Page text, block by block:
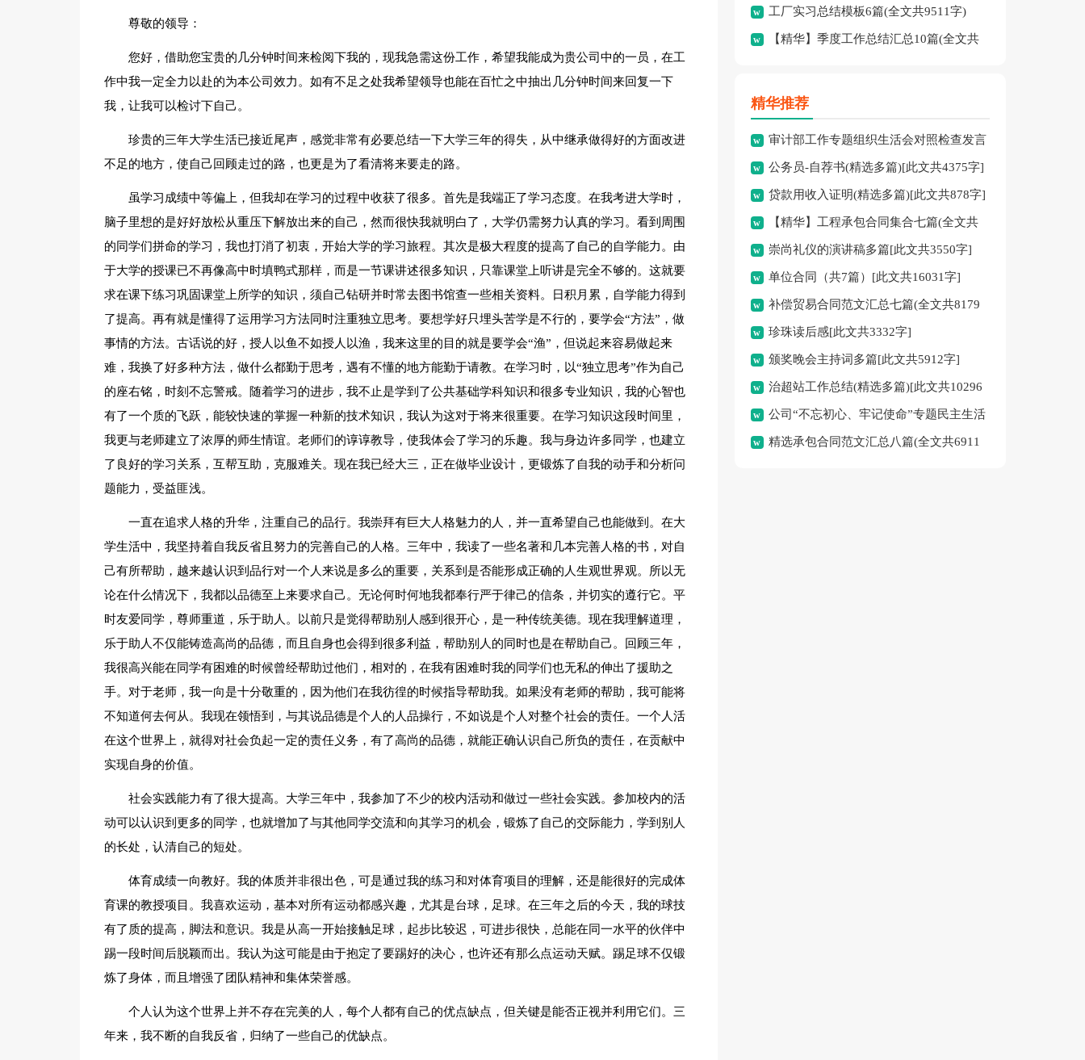
尊敬的领导：
您好，借助您宝贵的几分钟时间来检阅下我的，现我急需这份工作，希望我能成为贵公司中的一员，在工
作中我一定全力以赴的为本公司效力。如有不足之处我希望领导也能在百忙之中抽出几分钟时间来回复一下
我，让我可以检讨下自己。
珍贵的三年大学生活已接近尾声，感觉非常有必要总结一下大学三年的得失，从中继承做得好的方面改进
不足的地方，使自己回顾走过的路，也更是为了看清将来要走的路。
虽学习成绩中等偏上，但我却在学习的过程中收获了很多。首先是我端正了学习态度。在我考进大学时，
脑子里想的是好好放松从重压下解放出来的自己，然而很快我就明白了，大学仍需努力认真的学习。看到周围
的同学们拼命的学习，我也打消了初衷，开始大学的学习旅程。其次是极大程度的提高了自己的自学能力。由
于大学的授课已不再像高中时填鸭式那样，而是一节课讲述很多知识，只靠课堂上听讲是完全不够的。这就要
求在课下练习巩固课堂上所学的知识，须自己钻研并时常去图书馆查一些相关资料。日积月累，自学能力得到
了提高。再有就是懂得了运用学习方法同时注重独立思考。要想学好只埋头苦学是不行的，要学会“方法”，做
事情的方法。古话说的好，授人以鱼不如授人以渔，我来这里的目的就是要学会“渔”，但说起来容易做起来
难，我换了好多种方法，做什么都勤于思考，遇有不懂的地方能勤于请教。在学习时，以“独立思考”作为自己
的座右铭，时刻不忘警戒。随着学习的进步，我不止是学到了公共基础学科知识和很多专业知识，我的心智也
有了一个质的飞跃，能较快速的掌握一种新的技术知识，我认为这对于将来很重要。在学习知识这段时间里，
我更与老师建立了浓厚的师生情谊。老师们的谆谆教导，使我体会了学习的乐趣。我与身边许多同学，也建立
了良好的学习关系，互帮互助，克服难关。现在我已经大三，正在做毕业设计，更锻炼了自我的动手和分析问
题能力，受益匪浅。
一直在追求人格的升华，注重自己的品行。我崇拜有巨大人格魅力的人，并一直希望自己也能做到。在大
学生活中，我坚持着自我反省且努力的完善自己的人格。三年中，我读了一些名著和几本完善人格的书，对自
己有所帮助，越来越认识到品行对一个人来说是多么的重要，关系到是否能形成正确的人生观世界观。所以无
论在什么情况下，我都以品德至上来要求自己。无论何时何地我都奉行严于律己的信条，并切实的遵行它。平
时友爱同学，尊师重道，乐于助人。以前只是觉得帮助别人感到很开心，是一种传统美德。现在我理解道理，
乐于助人不仅能铸造高尚的品德，而且自身也会得到很多利益，帮助别人的同时也是在帮助自己。回顾三年，
我很高兴能在同学有困难的时候曾经帮助过他们，相对的，在我有困难时我的同学们也无私的伸出了援助之
手。对于老师，我一向是十分敬重的，因为他们在我彷徨的时候指导帮助我。如果没有老师的帮助，我可能将
不知道何去何从。我现在领悟到，与其说品德是个人的人品操行，不如说是个人对整个社会的责任。一个人活
在这个世界上，就得对社会负起一定的责任义务，有了高尚的品德，就能正确认识自己所负的责任，在贡献中
实现自身的价值。
社会实践能力有了很大提高。大学三年中，我参加了不少的校内活动和做过一些社会实践。参加校内的活
动可以认识到更多的同学，也就增加了与其他同学交流和向其学习的机会，锻炼了自己的交际能力，学到别人
的长处，认清自己的短处。
体育成绩一向教好。我的体质并非很出色，可是通过我的练习和对体育项目的理解，还是能很好的完成体
育课的教授项目。我喜欢运动，基本对所有运动都感兴趣，尤其是台球，足球。在三年之后的今天，我的球技
有了质的提高，脚法和意识。我是从高一开始接触足球，起步比较迟，可进步很快，总能在同一水平的伙伴中
踢一段时间后脱颖而出。我认为这可能是由于抱定了要踢好的决心，也许还有那么点运动天赋。踢足球不仅锻
炼了身体，而且增强了团队精神和集体荣誉感。
个人认为这个世界上并不存在完美的人，每个人都有自己的优点缺点，但关键是能否正视并利用它们。三
年来，我不断的自我反省，归纳了一些自己的优缺点。
7055字)工厂实习总结模板6篇(全文共9511字)
【精华】季度工作总结汇总10篇(全文共
精华推荐
审计部工作专题组织生活会对照检查发言
材料[此文共690字]
公务员-自荐书(精选多篇)[此文共4375字]
贷款用收入证明(精选多篇)[此文共878字]
【精华】工程承包合同集合七篇(全文共
5993字)崇尚礼仪的演讲稿多篇[此文共3550字]
单位合同（共7篇）[此文共16031字]
补偿贸易合同范文汇总七篇(全文共8179
字) 珍珠读后感[此文共3332字]
颁奖晚会主持词多篇[此文共5912字]
治超站工作总结(精选多篇)[此文共10296
字] 公司“不忘初心、牢记使命”专题民主生活
会实施方案[此文共1947字]
精选承包合同范文汇总八篇(全文共6911